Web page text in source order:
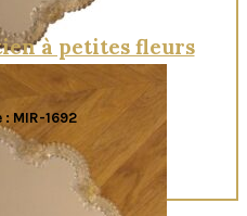
à petites fleurs
MIR-1692